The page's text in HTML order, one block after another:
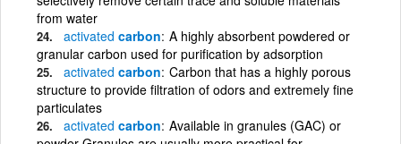
from water
activated carbon A highly absorbent powdered or
granular carbon used for purification by adsorption
activated carbon Carbon that has a highly porous
structure to provide filtration of odors and extremely fine
particulates
activated carbon Available in granules (GAC) or